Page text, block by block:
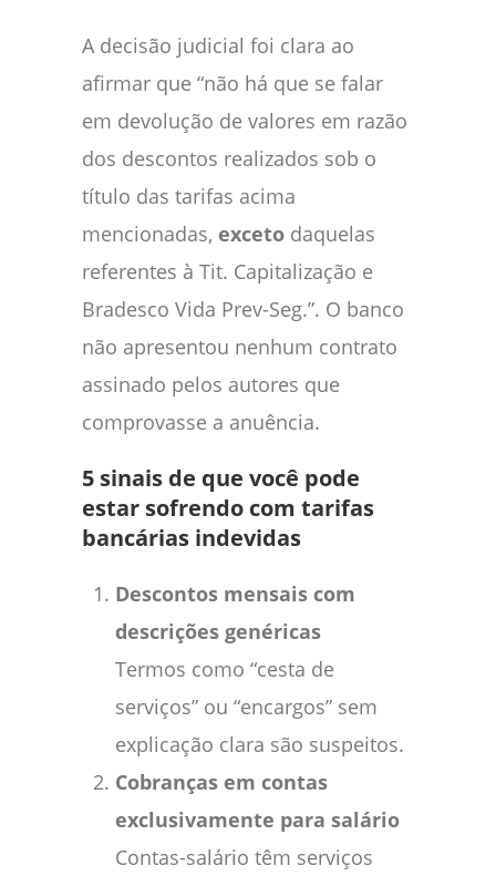
A decisão judicial foi clara ao
afirmar que “não há que se falar
em devolução de valores em razão
dos descontos realizados sob o
título das tarifas acima
mencionadas, exceto daquelas
referentes à Tit. Capitalização e
Bradesco Vida Prev-Seg.”. O banco
não apresentou nenhum contrato
assinado pelos autores que
comprovasse a anuência.
5 sinais de que você pode
estar sofrendo com tarifas
bancárias indevidas
Descontos mensais com
descrições genéricas
Termos como “cesta de
serviços” ou “encargos” sem
explicação clara são suspeitos.
Cobranças em contas
exclusivamente para salário
Contas-salário têm serviços